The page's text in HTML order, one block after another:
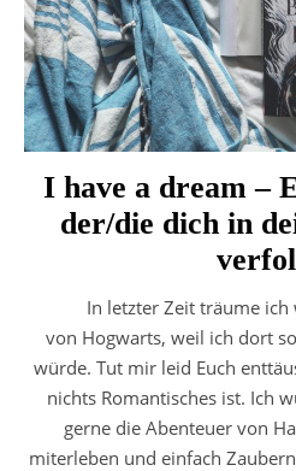
I have a dream –
der/die dich in
In letzter Zeit träume
von Hogwarts, weil ich dort
würde. Tut mir leid Euch
nichts Romantisches ist. Ich
gerne die Abenteuer von
miterleben und einfach